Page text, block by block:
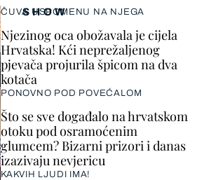
SHOW
ČUVA USPOMENU NA NJEGA
Njezinog oca obožavala je cijela
Hrvatska! Kći neprežaljenog
pjevača projurila špicom na dva
kotača
PONOVNO POD POVEĆALOM
Što se sve događalo na hrvatskom
otoku pod osramoćenim
glumcem? Bizarni prizori i danas
izazivaju nevjericu
KAKVIH LJUDI IMA!